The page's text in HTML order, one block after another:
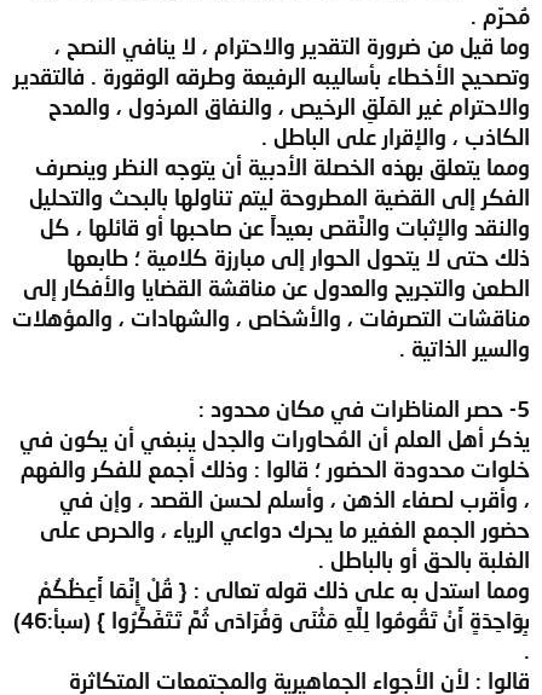
مُحرّم .
وما قيل من ضرورة التقدير والاحترام ، لا ينافي النصح ،
وتصحيح الأخطاء بأساليبه الرفيعة وطرقه الوقورة . فالتقدير
والاحترام غير المَلَقِ الرخيص ، والنفاق المرذول ، والمدح
الكاذب ، والإقرار على الباطل .
ومما يتعلق بهذه الخصلة الأدبية أن يتوجه النظر وينصرف
الفكر إلى القضية المطروحة ليتم تناولها بالبحث والتحليل
والنقد والإثبات والنَّقص بعيداً عن صاحبها أو قائلها ، كل
ذلك حتى لا يتحول الحوار إلى مبارزة كلامية ؛ طابعها
الطعن والتجريح والعدول عن مناقشة القضايا والأفكار إلى
مناقشات التصرفات ، والأشخاص ، والشهادات ، والمؤهلات
والسير الذاتية .
5- حصر المناظرات في مكان محدود :
يذكر أهل العلم أن المُحاورات والجدل ينبغي أن يكون في
خلوات محدودة الحضور ؛ قالوا : وذلك أجمع للفكر والفهم
، وأقرب لصفاء الذهن ، وأسلم لحسن القصد ، وإن في
حضور الجمع الغفير ما يحرك دواعي الرياء ، والحرص على
الغلبة بالحق أو بالباطل .
ومما استدل به على ذلك قوله تعالى : { قُلْ إِنَّمَا أَعِظُكُمْ
بِوَاحِدَةٍ أَنْ تَقُومُوا لِلَّهِ مَثْنَى وَفُرَادَى ثُمَّ تَتَفَكَّرُوا } (سبأ:46)
.
قالوا : لأن الأجواء الجماهيرية والمجتمعات المتكاثرة